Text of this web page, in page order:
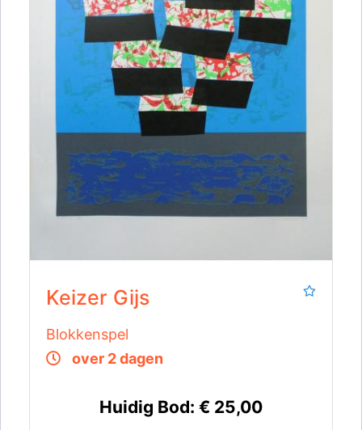
Keizer Gijs
Blokkenspel
over 2 dagen
Huidig Bod: € 25,00